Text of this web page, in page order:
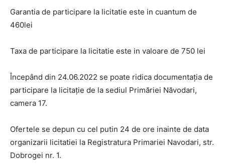
Garantia de participare la licitatie este in cuantum de
460lei
Taxa de participare la licitatie este in valoare de 750 lei
Începând din 24.06.2022 se poate ridica documentaţia de
participare la licitaţie de la sediul Primăriei Năvodari,
camera 17.
Ofertele se depun cu cel putin 24 de ore inainte de data
organizarii licitatiei la Registratura Primariei Navodari, str.
Dobrogei nr. 1.